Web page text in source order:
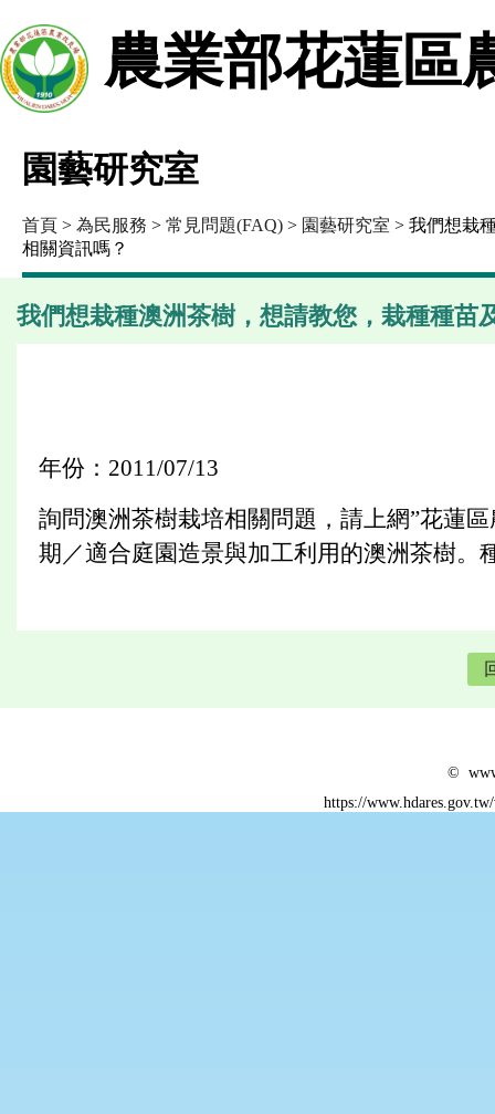
農業部花蓮區
園藝研究室
首頁 > 為民服務 > 常見問題(FAQ) > 園藝研究室 > 我們想栽
相關資訊嗎？
我們想栽種澳洲茶樹，想請教您，栽種種苗
年份：2011/07/13
詢問澳洲茶樹栽培相關問題，請上網”花蓮
期／適合庭園造景與加工利用的澳洲茶樹。
©
https://